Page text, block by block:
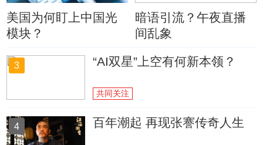
美国为何盯上中国光
模块？
暗语引流？午夜直播
间乱象
3 “AI双星”上空有何新本领？
共同关注
4 百年潮起 再现张謇传奇人生